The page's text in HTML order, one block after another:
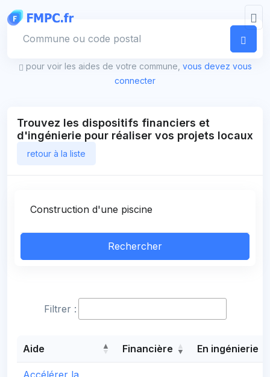
pour voir les aides de votre commune, vous devez vous
connecter
Trouvez les dispositifs financiers et
d'ingénierie pour réaliser vos projets locaux
retour à la liste
Rechercher
Filtrer :
Aide Financière En ingénierie
Accélérer la
Panneau de gestion des cookies